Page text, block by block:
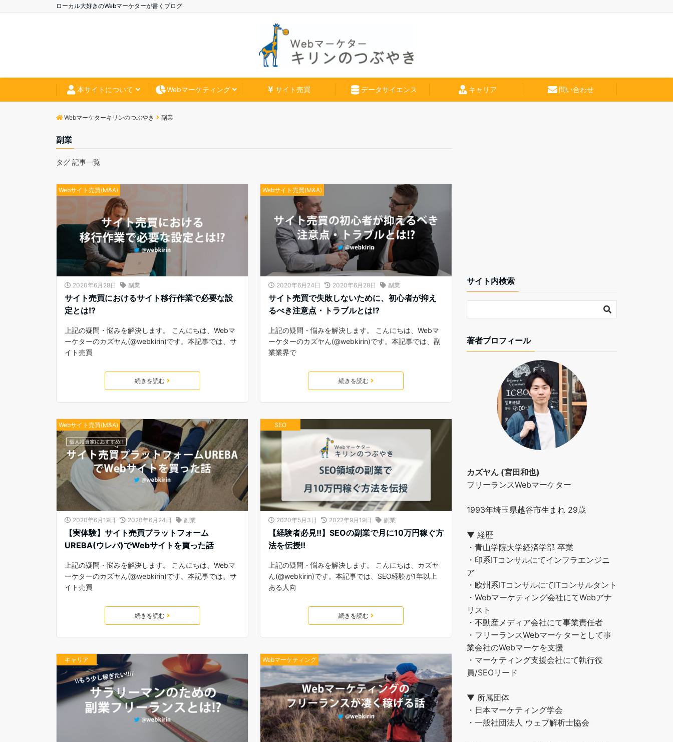
ローカル大好きのWebマーケターが書くブログ
本サイトについて Webマーケティング サイト売買 データサイエンス キャリア 問い合わせ
Webマーケターキリンのつぶやき 副業
副業
タグ 記事一覧
Webサイト売買(M&A)
2020年6月28日 副業
サイト売買におけるサイト移行作業で必要な設
定とは!?
上記の疑問・悩みを解決します。 こんにちは、Webマ
ーケターのカズヤん(@webkirin)です。本記事では、サ
イト売買
続きを読む
Webサイト売買(M&A)
2020年6月24日 2020年6月28日 副業
サイト売買で失敗しないために、初心者が抑え
るべき注意点・トラブルとは!?
上記の疑問・悩みを解決します。 こんにちは、Webマ
ーケターのカズヤん(@webkirin)です。本記事では、副
業業界で
続きを読む
Webサイト売買(M&A)
2020年6月19日 2020年6月24日 副業
【実体験】サイト売買プラットフォーム
UREBA(ウレバ)でWebサイトを買った話
上記の疑問・悩みを解決します。 こんにちは、Webマ
ーケターのカズヤん(@webkirin)です。本記事では、サ
イト売買
続きを読む
SEO
2020年5月3日 2022年9月19日 副業
【経験者必見!!】SEOの副業で月に10万円稼ぐ方
法を伝授!!
上記の疑問・悩みを解決します。 こんにちは、カズヤ
ん(@webkirin)です。本記事では、SEO経験が1年以上
ある人向
続きを読む
キャリア Webマーケティング
サイト内検索
著者プロフィール
カズヤん (宮田和也)
フリーランスWebマーケター
1993年埼玉県越谷市生まれ 29歳
▼ 経歴
・青山学院大学経済学部 卒業
・印系ITコンサルにてインフラエンジニ
ア
・欧州系ITコンサルにてITコンサルタント
・Webマーケティング会社にてWebアナ
リスト
・不動産メディア会社にて事業責任者
・フリーランスWebマーケターとして事
業会社のWebマーケを支援
・マーケティング支援会社にて執行役
員/SEOリード
▼ 所属団体
・日本マーケティング学会
・一般社団法人 ウェブ解析士協会